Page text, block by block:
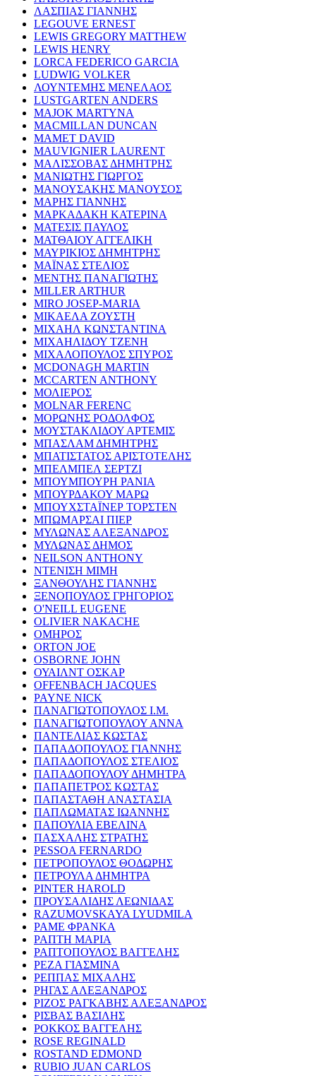
ΛΑΣΠΙΑΣ ΓΙΑΝΝΗΣ
LEGOUVE ERNEST
LEWIS GREGORY MATTHEW
LEWIS HENRY
LORCA FEDERICO GARCIA
LUDWIG VOLKER
ΛΟΥΝΤΕΜΗΣ ΜΕΝΕΛΑΟΣ
LUSTGARTEN ANDERS
MAJOK MARTYNA
MACMILLAN DUNCAN
MAMET DAVID
MAUVIGNIER LAURENT
ΜΑΛΙΣΣΟΒΑΣ ΔΗΜΗΤΡΗΣ
ΜΑΝΙΩΤΗΣ ΓΙΩΡΓΟΣ
ΜΑΝΟΥΣΑΚΗΣ ΜΑΝΟΥΣΟΣ
ΜΑΡΗΣ ΓΙΑΝΝΗΣ
ΜΑΡΚΑΔΑΚΗ ΚΑΤΕΡΙΝΑ
ΜΑΤΕΣΙΣ ΠΑΥΛΟΣ
ΜΑΤΘΑΙΟΥ ΑΓΓΕΛΙΚΗ
ΜΑΥΡΙΚΙΟΣ ΔΗΜΗΤΡΗΣ
ΜΑΪΝΑΣ ΣΤΕΛΙΟΣ
ΜΕΝΤΗΣ ΠΑΝΑΓΙΩΤΗΣ
MILLER ARTHUR
MIRO JOSEP-MARIA
ΜΙΚΑΕΛΑ ΖΟΥΣΤΗ
ΜΙΧΑΗΛ ΚΩΝΣΤΑΝΤΙΝΑ
ΜΙΧΑΗΛΙΔΟΥ ΤΖΕΝΗ
ΜΙΧΑΛΟΠΟΥΛΟΣ ΣΠΥΡΟΣ
MCDONAGH MARTIN
MCCARTEN ANTHONY
ΜΟΛΙΕΡΟΣ
MOLNAR FERENC
ΜΟΡΩΝΗΣ ΡΟΔΟΛΦΟΣ
ΜΟΥΣΤΑΚΛΙΔΟΥ ΑΡΤΕΜΙΣ
ΜΠΑΣΛΑΜ ΔΗΜΗΤΡΗΣ
ΜΠΑΤΙΣΤΑΤΟΣ ΑΡΙΣΤΟΤΕΛΗΣ
ΜΠΕΛΜΠΕΛ ΣΕΡΤΖΙ
ΜΠΟΥΜΠΟΥΡΗ ΡΑΝΙΑ
ΜΠΟΥΡΔΑΚΟΥ ΜΑΡΩ
ΜΠΟΥΧΣΤΑΪΝΕΡ ΤΟΡΣΤΕΝ
ΜΠΩΜΑΡΣΑΙ ΠΙΕΡ
ΜΥΛΩΝΑΣ ΑΛΕΞΑΝΔΡΟΣ
ΜΥΛΩΝΑΣ ΔΗΜΟΣ
NEILSON ANTHONY
ΝΤΕΝΙΣΗ ΜΙΜΗ
ΞΑΝΘΟΥΛΗΣ ΓΙΑΝΝΗΣ
ΞΕΝΟΠΟΥΛΟΣ ΓΡΗΓΟΡΙΟΣ
O'NEILL EUGENE
OLIVIER NAKACHE
ΟΜΗΡΟΣ
ORTON JOE
OSBORNE JOHN
ΟΥΑΙΛΝΤ ΟΣΚΑΡ
OFFENBACH JACQUES
PAYNE NICK
ΠΑΝΑΓΙΩΤΟΠΟΥΛΟΣ Ι.Μ.
ΠΑΝΑΓΙΩΤΟΠΟΥΛΟΥ ΑΝΝΑ
ΠΑΝΤΕΛΙΑΣ ΚΩΣΤΑΣ
ΠΑΠΑΔΟΠΟΥΛΟΣ ΓΙΑΝΝΗΣ
ΠΑΠΑΔΟΠΟΥΛΟΣ ΣΤΕΛΙΟΣ
ΠΑΠΑΔΟΠΟΥΛΟΥ ΔΗΜΗΤΡΑ
ΠΑΠΑΠΕΤΡΟΣ ΚΩΣΤΑΣ
ΠΑΠΑΣΤΑΘΗ ΑΝΑΣΤΑΣΙΑ
ΠΑΠΛΩΜΑΤΑΣ ΙΩΑΝΝΗΣ
ΠΑΠΟΥΛΙΑ ΕΒΕΛΙΝΑ
ΠΑΣΧΑΛΗΣ ΣΤΡΑΤΗΣ
PESSOA FERNARDO
ΠΕΤΡΟΠΟΥΛΟΣ ΘΟΔΩΡΗΣ
ΠΕΤΡΟΥΛΑ ΔΗΜΗΤΡΑ
PINTER HAROLD
ΠΡΟΥΣΑΛΙΔΗΣ ΛΕΩΝΙΔΑΣ
RAZUMOVSKAYA LYUDMILA
ΡΑΜΕ ΦΡΑΝΚΑ
ΡΑΠΤΗ ΜΑΡΙΑ
ΡΑΠΤΟΠΟΥΛΟΣ ΒΑΓΓΕΛΗΣ
ΡΕΖΑ ΓΙΑΣΜΙΝΑ
ΡΕΠΠΑΣ ΜΙΧΑΛΗΣ
ΡΗΓΑΣ ΑΛΕΞΑΝΔΡΟΣ
ΡΙΖΟΣ ΡΑΓΚΑΒΗΣ ΑΛΕΞΑΝΔΡΟΣ
ΡΙΣΒΑΣ ΒΑΣΙΛΗΣ
ΡΟΚΚΟΣ ΒΑΓΓΕΛΗΣ
ROSE REGINALD
ROSTAND EDMOND
RUBIO JUAN CARLOS